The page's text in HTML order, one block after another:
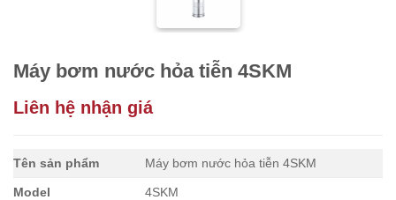
Máy bơm nước hỏa tiễn 4SKM
Liên hệ nhận giá
Tên sản phẩm Máy bơm nước hỏa tiễn 4SKM
Model 4SKM